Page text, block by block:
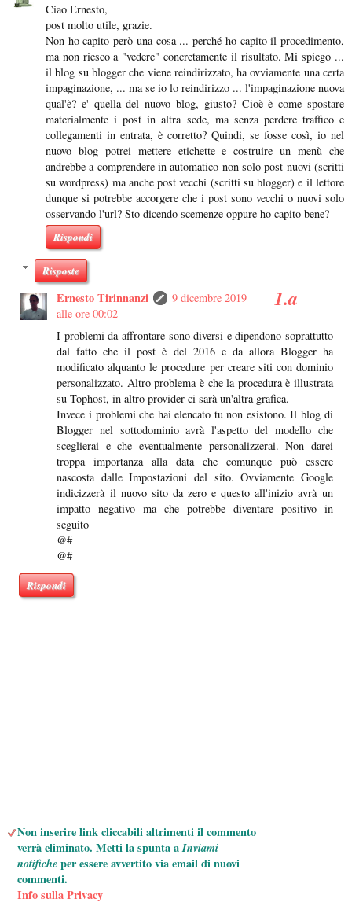
Ciao Ernesto,
post molto utile, grazie.
Non ho capito però una cosa ... perché ho capito il procedimento,
ma non riesco a "vedere" concretamente il risultato. Mi spiego ...
il blog su blogger che viene reindirizzato, ha ovviamente una certa
impaginazione, ... ma se io lo reindirizzo ... l'impaginazione nuova
qual'è? e' quella del nuovo blog, giusto? Cioè è come spostare
materialmente i post in altra sede, ma senza perdere traffico e
collegamenti in entrata, è corretto? Quindi, se fosse così, io nel
nuovo blog potrei mettere etichette e costruire un menù che
andrebbe a comprendere in automatico non solo post nuovi (scritti
su wordpress) ma anche post vecchi (scritti su blogger) e il lettore
dunque si potrebbe accorgere che i post sono vecchi o nuovi solo
osservando l'url? Sto dicendo scemenze oppure ho capito bene?
Rispondi
Risposte
Ernesto Tirinnanzi
9 dicembre 2019
alle ore 00:02
I problemi da affrontare sono diversi e dipendono soprattutto
dal fatto che il post è del 2016 e da allora Blogger ha
modificato alquanto le procedure per creare siti con dominio
personalizzato. Altro problema è che la procedura è illustrata
su Tophost, in altro provider ci sarà un'altra grafica.
Invece i problemi che hai elencato tu non esistono. Il blog di
Blogger nel sottodominio avrà l'aspetto del modello che
sceglierai e che eventualmente personalizzerai. Non darei
troppa importanza alla data che comunque può essere
nascosta dalle Impostazioni del sito. Ovviamente Google
indicizzerà il nuovo sito da zero e questo all'inizio avrà un
impatto negativo ma che potrebbe diventare positivo in
seguito
@#
@#
Rispondi
Non inserire link cliccabili altrimenti il commento
verrà eliminato. Metti la spunta aInviami
notificheper essere avvertito via email di nuovi
commenti.
Info sulla Privacy